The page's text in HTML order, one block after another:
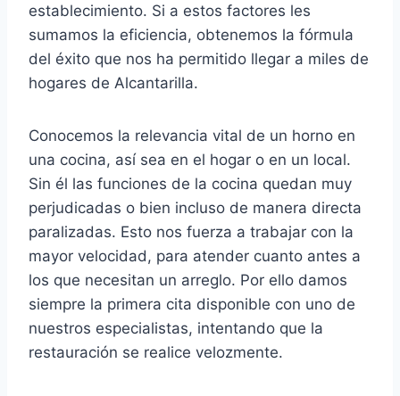
establecimiento. Si a estos factores les
sumamos la eficiencia, obtenemos la fórmula
del éxito que nos ha permitido llegar a miles de
hogares de Alcantarilla.
Conocemos la relevancia vital de un horno en
una cocina, así sea en el hogar o en un local.
Sin él las funciones de la cocina quedan muy
perjudicadas o bien incluso de manera directa
paralizadas. Esto nos fuerza a trabajar con la
mayor velocidad, para atender cuanto antes a
los que necesitan un arreglo. Por ello damos
siempre la primera cita disponible con uno de
nuestros especialistas, intentando que la
restauración se realice velozmente.